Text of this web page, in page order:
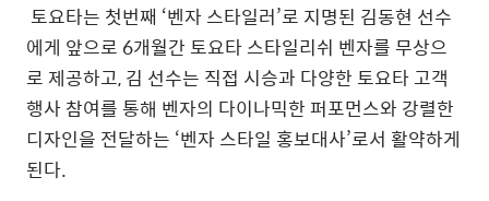
토요타는 첫번째 ‘벤자 스타일러’로 지명된 김동현 선수
에게 앞으로 6개월간 토요타 스타일리쉬 벤자를 무상으
로 제공하고, 김 선수는 직접 시승과 다양한 토요타 고객
행사 참여를 통해 벤자의 다이나믹한 퍼포먼스와 강렬한
디자인을 전달하는 ‘벤자 스타일 홍보대사’로서 활약하게
된다.